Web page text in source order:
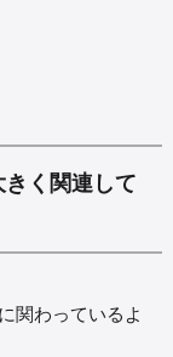
きく関連して
関わっているよ